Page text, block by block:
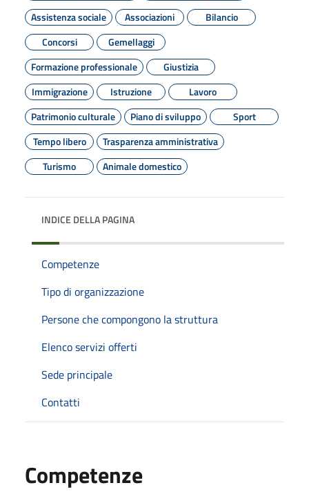
Assistenza sociale
Associazioni
Bilancio
Concorsi
Gemellaggi
Formazione professionale
Giustizia
Immigrazione
Istruzione
Lavoro
Patrimonio culturale
Piano di sviluppo
Sport
Tempo libero
Trasparenza amministrativa
Turismo
Animale domestico
INDICE DELLA PAGINA
Competenze
Tipo di organizzazione
Persone che compongono la struttura
Elenco servizi offerti
Sede principale
Contatti
Competenze